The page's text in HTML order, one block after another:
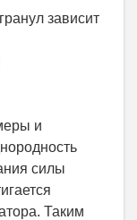
зависит
и
силы
Таким